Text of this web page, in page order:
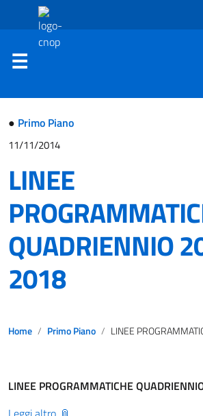
● Primo Piano
11/11/2014
LINEE
QUADRIENNIO
2018
Home Primo Piano LINEE PROGRAMMATICHE QUADRIENNIO
LINEE PROGRAMMATICHE